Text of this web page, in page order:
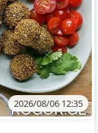
2026/08/06 12:35